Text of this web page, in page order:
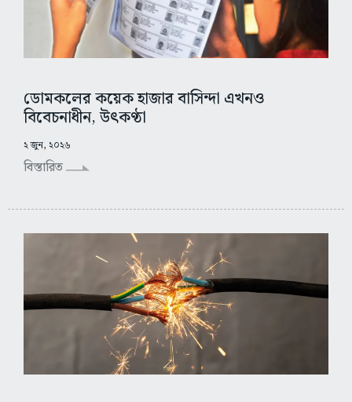
ডোমকলের কয়েক হাজার বাসিন্দা এখনও
বিবেচনাধীন, উৎকণ্ঠা
২ জুন, ২০২৬
বিস্তারিত